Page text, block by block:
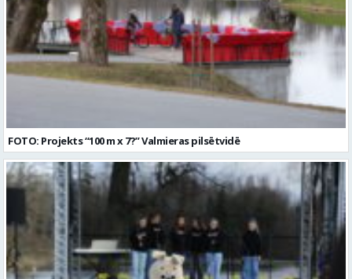
FOTO: Projekts “100 m x 7?” Valmieras pilsētvidē